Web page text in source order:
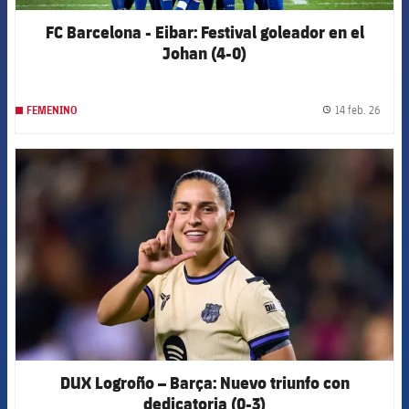
FC Barcelona - Eibar: Festival goleador en el
Johan (4-0)
FEMENINO 14 feb. 26
DUX Logroño – Barça: Nuevo triunfo con
dedicatoria (0-3)